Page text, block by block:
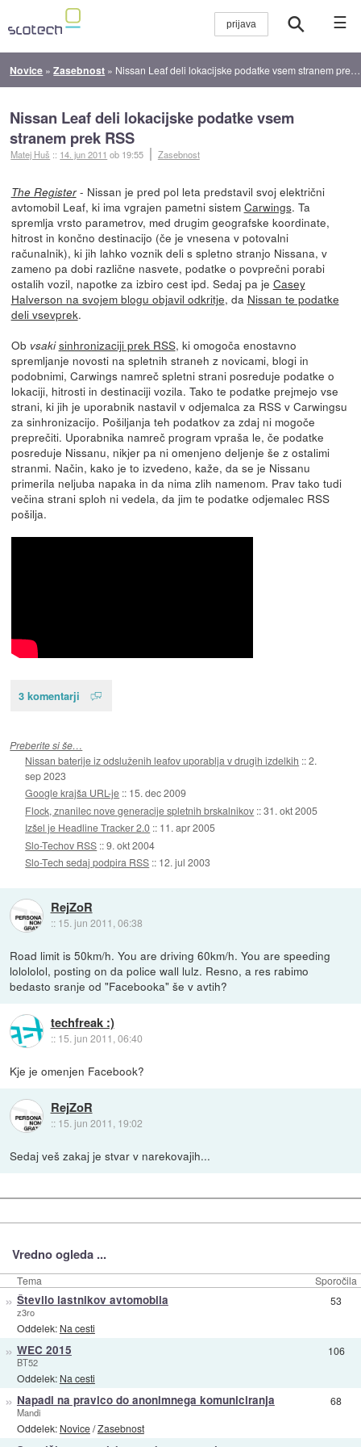
☰
Novice »Zasebnost » Nissan Leaf deli lokacijske podatke vsem stranem prek RSS
Nissan Leaf deli lokacijske podatke vsem
stranem prek RSS
Matej Huš :: 14. jun 2011 ob 19:55 Zasebnost
The Register- Nissan je pred pol leta predstavil svoj električni
avtomobil Leaf, ki ima vgrajen pametni sistem Carwings. Ta
spremlja vrsto parametrov, med drugim geografske koordinate,
hitrost in končno destinacijo (če je vnesena v potovalni
računalnik), ki jih lahko voznik deli s spletno stranjo Nissana, v
zameno pa dobi različne nasvete, podatke o povprečni porabi
ostalih vozil, napotke za izbiro cest ipd. Sedaj pa je Casey
Halverson na svojem blogu objavil odkritje, da Nissan te podatke
deli vsevprek.
Ob vsaki sinhronizaciji prek RSS, ki omogoča enostavno
spremljanje novosti na spletnih straneh z novicami, blogi in
podobnimi, Carwings namreč spletni strani posreduje podatke o
lokaciji, hitrosti in destinaciji vozila. Tako te podatke prejmejo vse
strani, ki jih je uporabnik nastavil v odjemalca za RSS v Carwingsu
za sinhronizacijo. Pošiljanja teh podatkov za zdaj ni mogoče
preprečiti. Uporabnika namreč program vpraša le, če podatke
posreduje Nissanu, nikjer pa ni omenjeno deljenje še z ostalimi
stranmi. Način, kako je to izvedeno, kaže, da se je Nissanu
primerila neljuba napaka in da nima zlih namenom. Prav tako tudi
večina strani sploh ni vedela, da jim te podatke odjemalec RSS
pošilja.
3 komentarji
Preberite si še…
Nissan baterije iz odsluženih leafov uporablja v drugih izdelkih ::2.
sep 2023
Google krajša URL-je :: 15. dec 2009
Flock, znanilec nove generacije spletnih brskalnikov ::31. okt 2005
Izšel je Headline Tracker 2.0 :: 11. apr 2005
Slo-Techov RSS ::9. okt 2004
Slo-Tech sedaj podpira RSS :: 12. jul 2003
RejZoR
:: 15. jun 2011, 06:38
Road limit is 50km/h. You are driving 60km/h. You are speeding
lolololol, posting on da police wall lulz. Resno, a res rabimo
bedasto sranje od "Facebooka" še v avtih?
techfreak :)
:: 15. jun 2011, 06:40
Kje je omenjen Facebook?
RejZoR
:: 15. jun 2011, 19:02
Sedaj veš zakaj je stvar v narekovajih...
Vredno ogleda ...
Tema Sporočila
» Število lastnikov avtomobila
z3ro
Oddelek: Na cesti
53
» WEC 2015
BT52
Oddelek: Na cesti
106
» Napadi na pravico do anonimnega komuniciranja
Mandi
Oddelek: Novice/Zasebnost
68